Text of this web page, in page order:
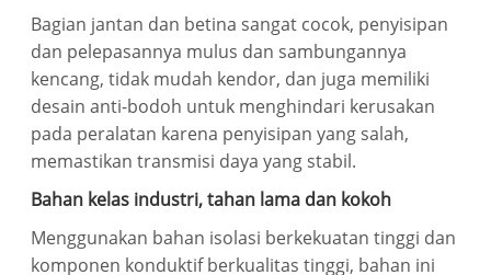
Bagian jantan dan betina sangat cocok, penyisipan
dan pelepasannya mulus dan sambungannya
kencang, tidak mudah kendor, dan juga memiliki
desain anti-bodoh untuk menghindari kerusakan
pada peralatan karena penyisipan yang salah,
memastikan transmisi daya yang stabil.
Bahan kelas industri, tahan lama dan kokoh
Menggunakan bahan isolasi berkekuatan tinggi dan
komponen konduktif berkualitas tinggi, bahan ini